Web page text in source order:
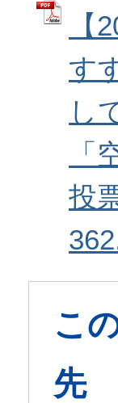
す
し
「
投
こ
先